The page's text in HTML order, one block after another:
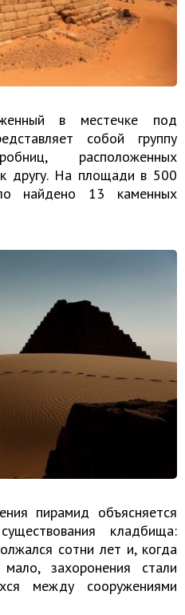
в местечке под
собой группу
расположенных
другу. На площади в 500
найдено 13 каменных
пирамид объясняется
кладбища:
сотни лет и, когда
захоронения стали
между сооружениями